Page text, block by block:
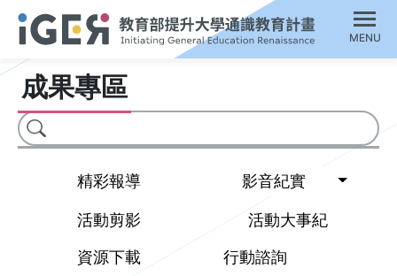
MENU
成果專區
搜尋
精彩報導 影音紀實
活動剪影
活動大事紀
資源下載
行動諮詢